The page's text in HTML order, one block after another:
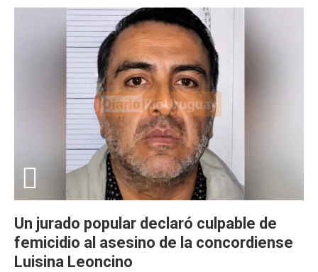
Un jurado popular declaró culpable de
femicidio al asesino de la concordiense
Luisina Leoncino